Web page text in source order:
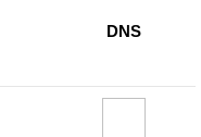
DNS